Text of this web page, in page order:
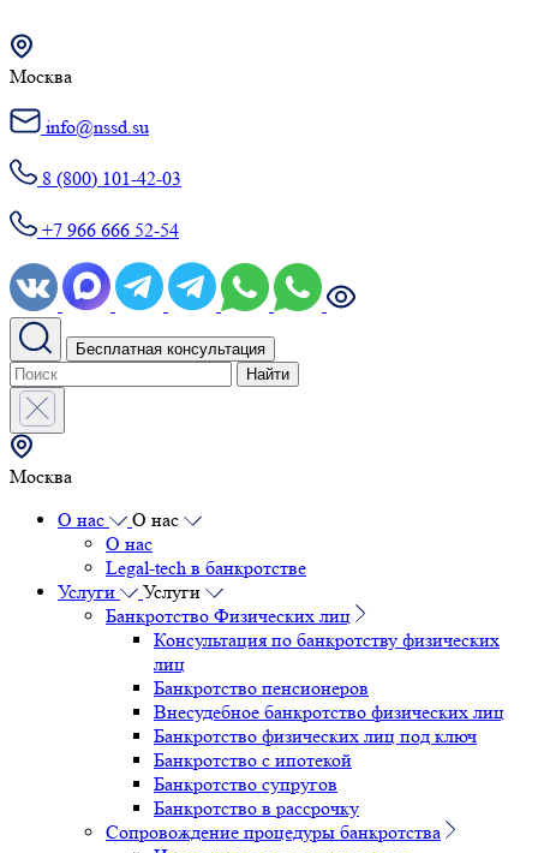
Москва
info@nssd.su
8 (800) 101-42-03
+7 966 666 52-54
Бесплатная консультация
Найти
Москва
О нас
О нас
О нас
Legal-tech в банкротстве
Услуги
Услуги
Банкротство Физических лиц
Консультация по банкротству физических
лиц
Банкротство пенсионеров
Внесудебное банкротство физических лиц
Банкротство физических лиц под ключ
Банкротство с ипотекой
Банкротство супругов
Банкротство в рассрочку
Сопровождение процедуры банкротства